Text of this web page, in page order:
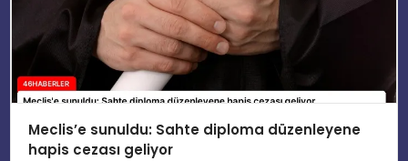
Meclis’e sunuldu: Sahte diploma düzenleyene
hapis cezası geliyor